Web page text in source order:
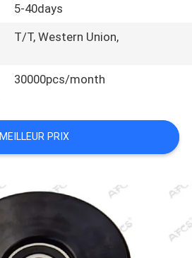
5-40days
T/T, Western Union,
30000pcs/month
MEILLEUR PRIX